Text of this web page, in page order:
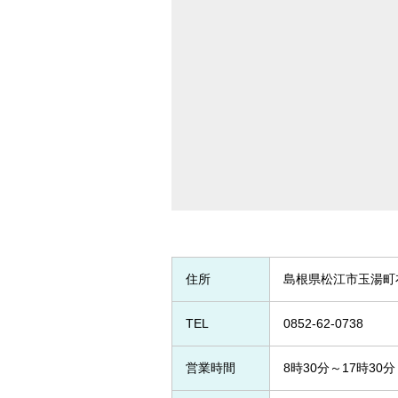
住所 島根県松江市玉湯
TEL 0852-62-0738
営業時間 8時30分～17時30分